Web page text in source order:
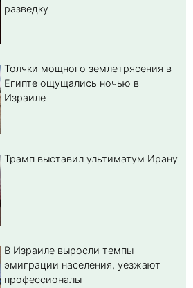
разведку
Толчки мощного землетрясения в
Египте ощущались ночью в
Израиле
Трамп выставил ультиматум Ирану
В Израиле выросли темпы
эмиграции населения, уезжают
профессионалы